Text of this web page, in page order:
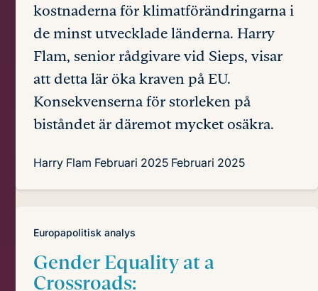
kostnaderna för klimatförändringarna i
de minst utvecklade länderna. Harry
Flam, senior rådgivare vid Sieps, visar
att detta lär öka kraven på EU.
Konsekvenserna för storleken på
biståndet är däremot mycket osäkra.
Harry Flam Februari 2025 Februari 2025
Europapolitisk analys
Gender Equality at a
Crossroads: